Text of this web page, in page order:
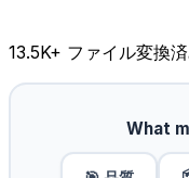
13.5K+ ファイル変換
What